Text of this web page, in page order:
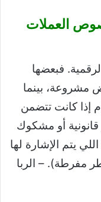
العملات
فبعضها
مشروعة، بينما
إذا كانت تتضمن
أو مشكوك
يتم الإشارة لها
مفرطة). – الربا